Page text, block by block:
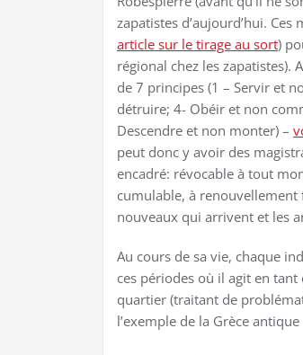
zapatistes d’aujourd’hui.
article sur le tirage au sort)
régional chez les zapatistes).
de 7 principes (1 – Servir et
détruire; 4- Obéir et non
Descendre et non monter) –
peut donc y avoir des
encadré: révocable à tout
cumulable, à
nouveaux qui arrivent et les
Au cours de sa vie, chaque
ces périodes où il agit en
quartier (traitant de
l’exemple de la Grèce